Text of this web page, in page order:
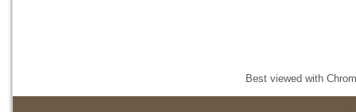
Best viewed with